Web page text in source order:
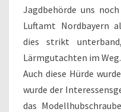
Jagdbehörde uns
Luftamt Nordbayern
dies strikt
Lärmgutachten im Weg.
Auch diese Hürde
wurde der
das